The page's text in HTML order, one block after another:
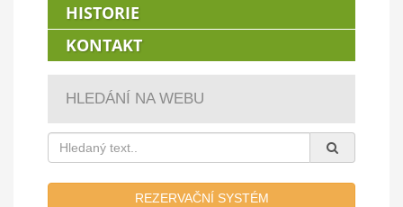
HISTORIE
KONTAKT
HLEDÁNÍ NA WEBU
REZERVAČNÍ SYSTÉM